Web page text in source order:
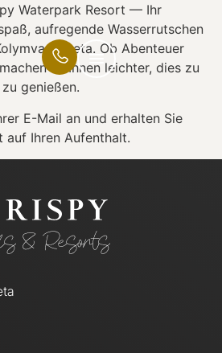
Waterpark Resort — Ihr
aufregende Wasserrutschen
Kreta. Ob Abenteuer
es Ihnen leichter, dies zu
genießen.
E-Mail an und erhalten Sie
auf Ihren Aufenthalt.